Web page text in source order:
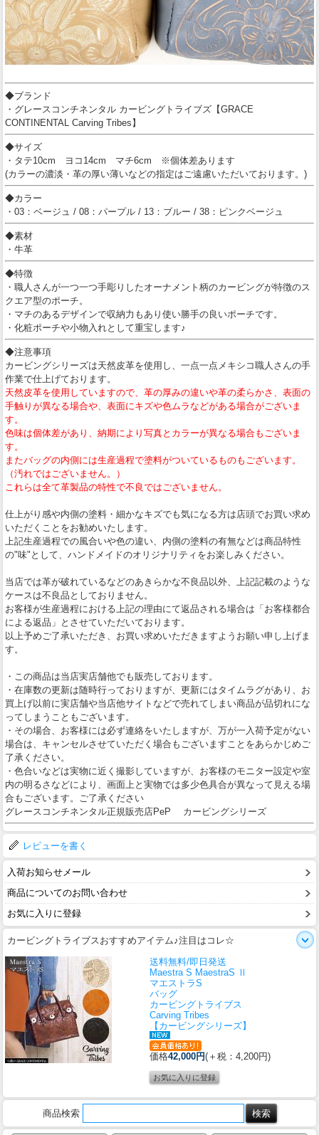
◆ブランド
・グレースコンチネンタル カービングトライブズ【GRACE
CONTINENTAL Carving Tribes】
◆サイズ
・タテ10cm ヨコ14cm マチ6cm ※個体差あります
(カラーの濃淡・革の厚い薄いなどの指定はご遠慮いただいております。)
◆カラー
・03：ベージュ / 08：パープル / 13：ブルー / 38：ピンクベージュ
◆素材
・牛革
◆特徴
・職人さんが一つ一つ手彫りしたオーナメント柄のカービングが特徴のス
クエア型のポーチ。
・マチのあるデザインで収納力もあり使い勝手の良いポーチです。
・化粧ポーチや小物入れとして重宝します♪
◆注意事項
カービングシリーズは天然皮革を使用し、一点一点メキシコ職人さんの手
作業で仕上げております。
天然皮革を使用していますので、革の厚みの違いや革の柔らかさ、表面の
手触りが異なる場合や、表面にキズや色ムラなどがある場合がございま
す。
色味は個体差があり、納期により写真とカラーが異なる場合もございま
す。
またバッグの内側には生産過程で塗料がついているものもございます。
（汚れではございません。）
これらは全て革製品の特性で不良ではございません。
仕上がり感や内側の塗料・細かなキズでも気になる方は店頭でお買い求め
いただくことをお勧めいたします。
上記生産過程での風合いや色の違い、内側の塗料の有無などは商品特性
の"味"として、ハンドメイドのオリジナリティをお楽しみください。
当店では革が破れているなどのあきらかな不良品以外、上記記載のような
ケースは不良品としておりません。
お客様が生産過程における上記の理由にて返品される場合は「お客様都合
による返品」とさせていただいております。
以上予めご了承いただき、お買い求めいただきますようお願い申し上げま
す。
・この商品は当店実店舗他でも販売しております。
・在庫数の更新は随時行っておりますが、更新にはタイムラグがあり、お
買上げ以前に実店舗や当店他サイトなどで売れてしまい商品が品切れにな
ってしまうこともございます。
・その場合、お客様には必ず連絡をいたしますが、万が一入荷予定がない
場合は、キャンセルさせていただく場合もございますことをあらかじめご
了承ください。
・色合いなどは実物に近く撮影していますが、お客様のモニター設定や室
内の明るさなどにより、画面上と実物では多少色具合が異なって見える場
合もございます。ご了承ください
グレースコンチネンタル正規販売店PeP カービングシリーズ
レビューを書く
入荷お知らせメール
商品についてのお問い合わせ
お気に入りに登録
カービングトライブスおすすめアイテム♪注目はコレ☆
送料無料/即日発送
Maestra S MaestraS Ⅱ
マエストラS
バッグ
カービングトライブス
Carving Tribes
【カービングシリーズ】
価格42,000円(＋税：4,200円)
商品検索